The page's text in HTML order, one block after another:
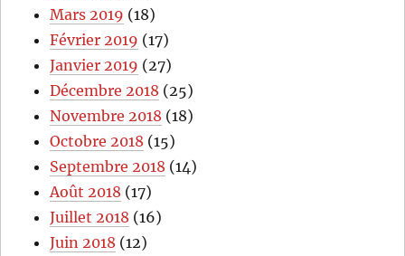
Mars 2019 (18)
Février 2019 (17)
Janvier 2019 (27)
Décembre 2018 (25)
Novembre 2018 (18)
Octobre 2018 (15)
Septembre 2018 (14)
Août 2018 (17)
Juillet 2018 (16)
Juin 2018 (12)